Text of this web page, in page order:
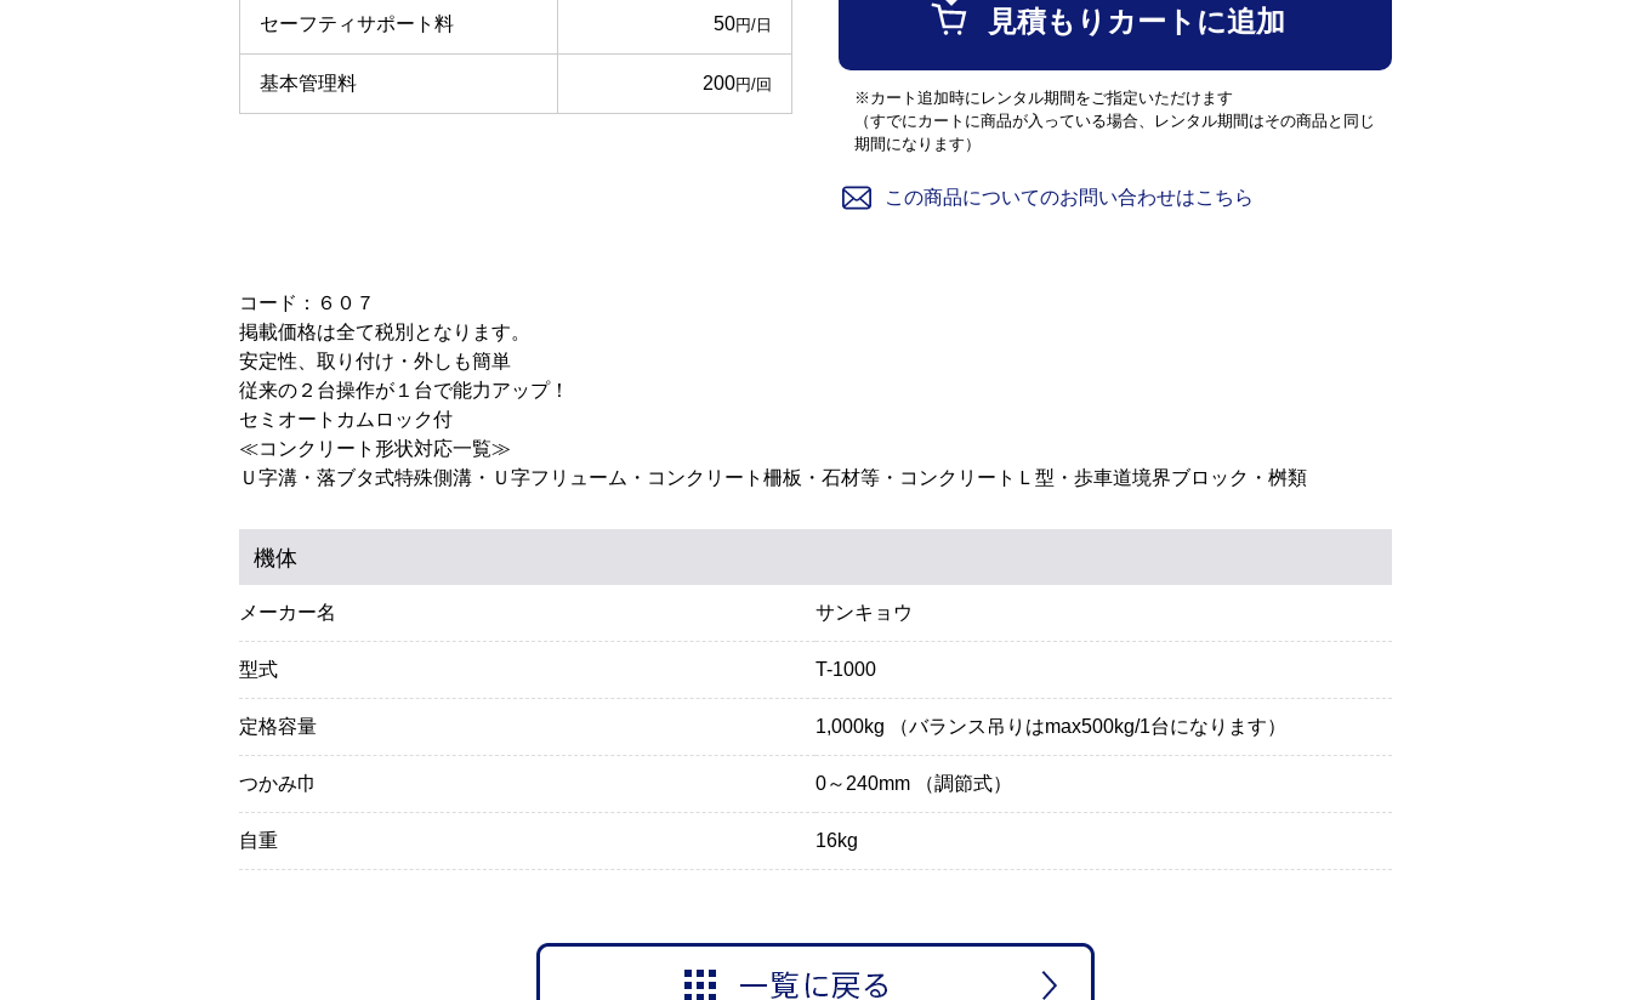
セーフティサポート料 50円/日
基本管理料 200円/回
見積もりカートに追加
※カート追加時にレンタル期間をご指定いただけます
（すでにカートに商品が入っている場合、レンタル期間はその商品と同じ
期間になります）
この商品についてのお問い合わせはこちら
コード：６０７
掲載価格は全て税別となります。
安定性、取り付け・外しも簡単
従来の２台操作が１台で能力アップ！
セミオートカムロック付
≪コンクリート形状対応一覧≫
Ｕ字溝・落ブタ式特殊側溝・Ｕ字フリューム・コンクリート柵板・石材等・コンクリートＬ型・歩車道境界ブロック・桝類
機体
メーカー名 サンキョウ
型式 T-1000
定格容量 1,000kg （バランス吊りはmax500kg/1台になります）
つかみ巾 0～240mm （調節式）
自重 16kg